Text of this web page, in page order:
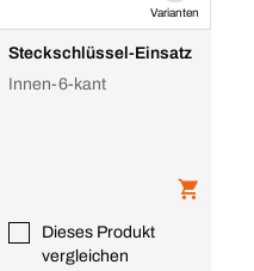
Varianten
Steckschlüssel-Einsatz
Innen-6-kant
Dieses Produkt
vergleichen